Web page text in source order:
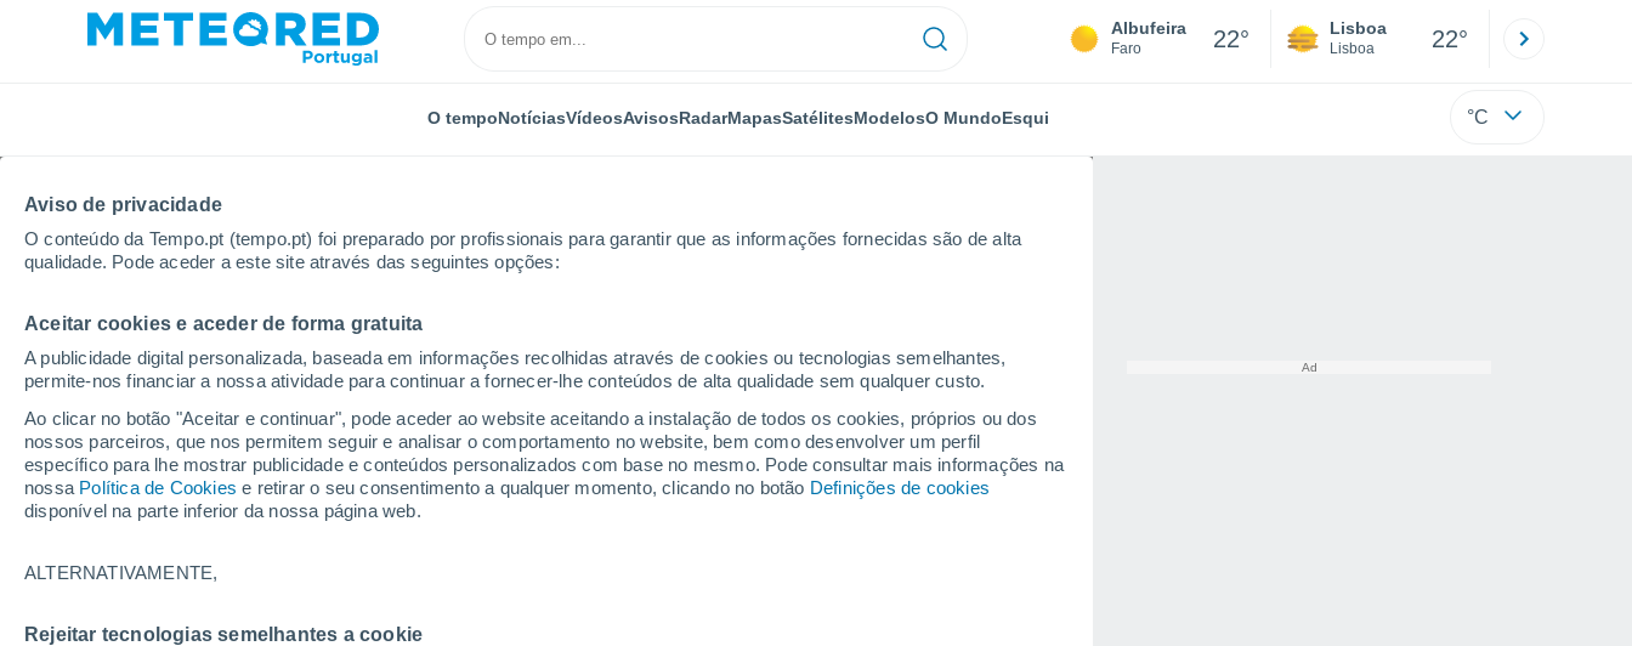
Aviso de privacidade
O conteúdo da Tempo.pt (tempo.pt) foi preparado por profissionais para garantir que as informações fornecidas são de alta
qualidade. Pode aceder a este site através das seguintes opções:
Aceitar cookies e aceder de forma gratuita
A publicidade digital personalizada, baseada em informações recolhidas através de cookies ou tecnologias semelhantes,
permite-nos financiar a nossa atividade para continuar a fornecer-lhe conteúdos de alta qualidade sem qualquer custo.
Ao clicar no botão "Aceitar e continuar", pode aceder ao website aceitando a instalação de todos os cookies, próprios ou dos
nossos parceiros, que nos permitem seguir e analisar o comportamento no website, bem como desenvolver um perfil
específico para lhe mostrar publicidade e conteúdos personalizados com base no mesmo. Pode consultar mais informações na
nossa Política de Cookies e retirar o seu consentimento a qualquer momento, clicando no botão Definições de cookies
disponível na parte inferior da nossa página web.
ALTERNATIVAMENTE,
Rejeitar tecnologias semelhantes a cookie
Albufeira
Faro 22° Lisboa
Lisboa 22°
O tempoNotíciasVídeosAvisosRadarMapasSatélitesModelosO MundoEsqui °C
Início Quirguistão
Tempo em Quirguistão. Previsão para 14 dias
Hoje, 7 agosto Todo o dia Símbolo